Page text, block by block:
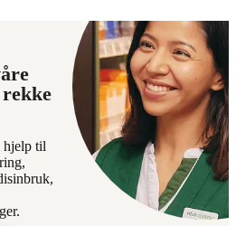
hjelp til